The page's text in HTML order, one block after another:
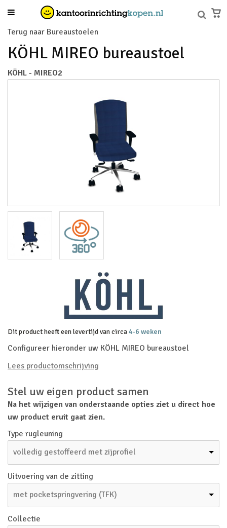
Terug naar Bureaustoelen
KÖHL MIREO bureaustoel
KÖHL - MIREO2
Dit product heeft een levertijd van circa4-6 weken
Configureer hieronder uw KÖHL MIREO bureaustoel
Lees productomschrijving
Stel uw eigen product samen
Na het wijzigen van onderstaande opties ziet u direct hoe
uw product eruit gaat zien.
Type rugleuning
volledig gestoffeerd met zijprofiel
Uitvoering van de zitting
met pocketspringvering (TFK)
Collectie